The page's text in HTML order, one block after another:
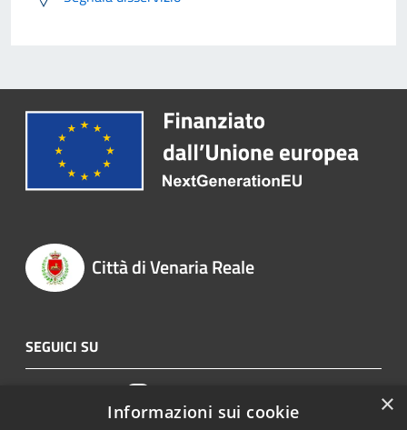
Città di Venaria Reale
SEGUICI SU
×
Informazioni sui cookie